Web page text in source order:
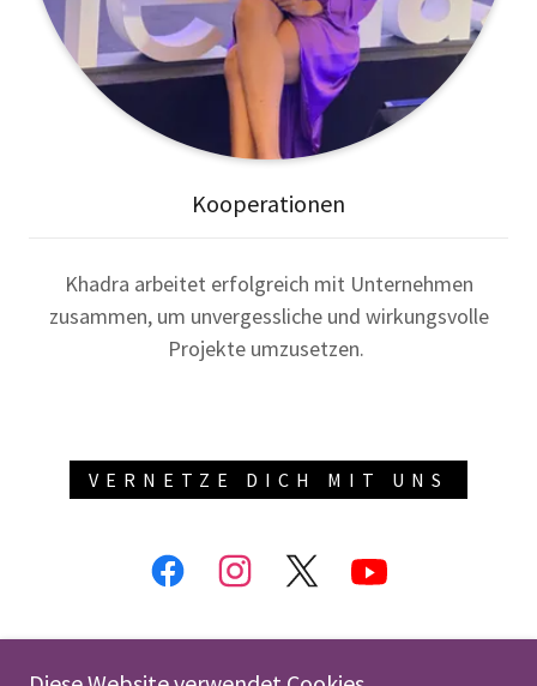
Kooperationen
Khadra arbeitet erfolgreich mit Unternehmen
zusammen, um unvergessliche und wirkungsvolle
Projekte umzusetzen.
VERNETZE DICH MIT UNS